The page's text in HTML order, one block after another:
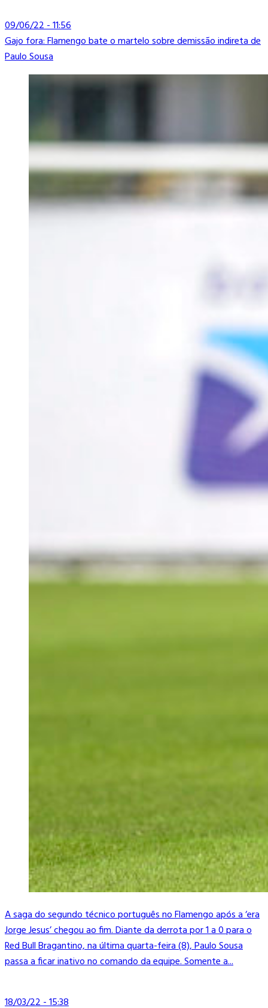
09/06/22 - 11:56
Gajo fora: Flamengo bate o martelo sobre demissão indireta de
Paulo Sousa
A saga do segundo técnico português no Flamengo após a ‘era
Jorge Jesus’ chegou ao fim. Diante da derrota por 1 a 0 para o
Red Bull Bragantino, na última quarta-feira (8), Paulo Sousa
passa a ficar inativo no comando da equipe. Somente a...
18/03/22 - 15:38